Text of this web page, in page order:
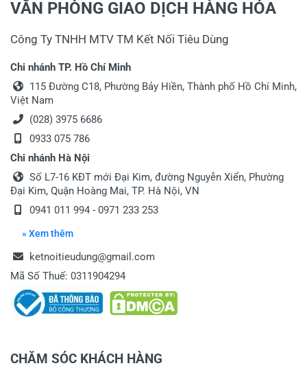
VĂN PHÒNG GIAO DỊCH HÀNG HÓA
Công Ty TNHH MTV TM Kết Nối Tiêu Dùng
Chi nhánh TP. Hồ Chí Minh
115 Đường C18, Phường Bảy Hiền, Thành phố Hồ Chí Minh,
Việt Nam
(028) 3975 6686
0933 075 786
Chi nhánh Hà Nội
Số L7-16 KĐT mới Đại Kim, đường Nguyễn Xiển, Phường
Đại Kim, Quận Hoàng Mai, TP. Hà Nội, VN
0941 011 994 - 0971 233 253
» Xem thêm
ketnoitieudung@gmail.com
Mã Số Thuế: 0311904294
CHĂM SÓC KHÁCH HÀNG